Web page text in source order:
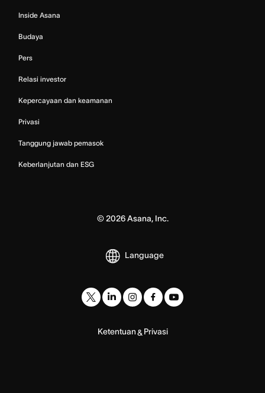
Inside Asana
Budaya
Pers
Relasi investor
Kepercayaan dan keamanan
Privasi
Tanggung jawab pemasok
Keberlanjutan dan ESG
© 2026Asana, Inc.
Language
Ketentuan& Privasi